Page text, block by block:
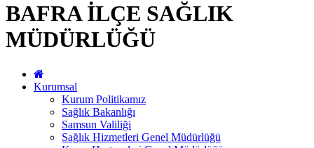
BAFRA İLÇE SAĞLIK
MÜDÜRLÜĞÜ
Kurumsal
Kurum Politikamız
Sağlık Bakanlığı
Samsun Valiliği
Sağlık Hizmetleri Genel Müdürlüğü